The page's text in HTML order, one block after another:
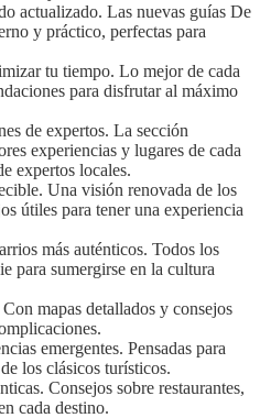
actualizado. Las nuevas guías De
y práctico, perfectas para
tu tiempo. Lo mejor de cada
para disfrutar al máximo
de expertos. La sección
experiencias y lugares de cada
expertos locales.
Una visión renovada de los
útiles para tener una experiencia
más auténticos. Todos los
para sumergirse en la cultura
mapas detallados y consejos
emergentes. Pensadas para
los clásicos turísticos.
Consejos sobre restaurantes,
cada destino.